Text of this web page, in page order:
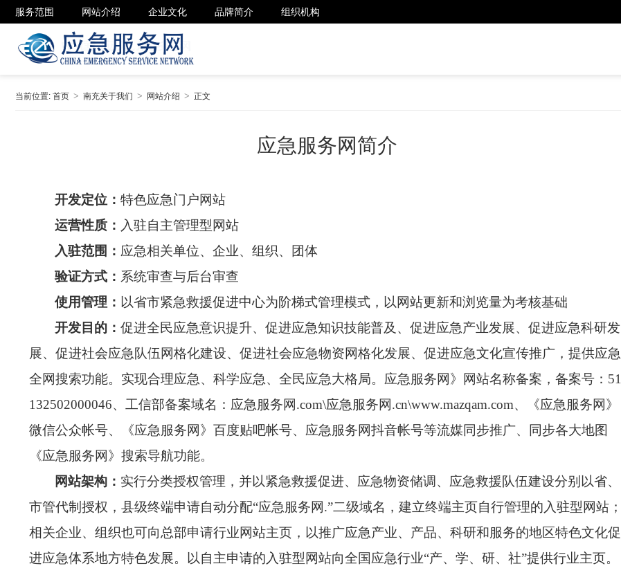
服务范围 网站介绍 企业文化 品牌简介 组织机构
当前位置: 首页 南充关于我们 网站介绍 正文
应急服务网简介
开发定位： 特色应急门户网站
运营性质： 入驻自主管理型网站
入驻范围： 应急相关单位、企业、组织、团体
验证方式： 系统审查与后台审查
使用管理： 以省市紧急救援促进中心为阶梯式管理模式，以网站更新和浏览量为考核基础
开发目的： 促进全民应急意识提升、促进应急知识技能普及、促进应急产业发展、促进应急科研发
展、促进社会应急队伍网格化建设、促进社会应急物资网格化发展、促进应急文化宣传推广，提供应急
全网搜索功能。实现合理应急、科学应急、全民应急大格局。 应急服务网》网站名称备案，备案号：51
132502000046、 工信部备案域名： 应急服务网.com\应急服务网.cn\www.mazqam.com、《应急服务网》
微信公众帐号、《应急服务网》百度贴吧帐号、应急服务网抖音帐号等流媒同步推广、同步各大地图
《应急服务网》搜索导航功能。
网站架构： 实行分类授权管理，并以紧急救援促进、应急物资储调、应急救援队伍建设分别以省、
市管代制授权，县级终端申请自动分配“应急服务网.”二级域名，建立终端主页自行管理的入驻型网站；
相关企业、组织也可向总部申请行业网站主页，以推广应急产业、产品、科研和服务的地区特色文化促
进应急体系地方特色发展。以自主申请的入驻型网站向全国应急行业“产、学、研、社”提供行业主页。